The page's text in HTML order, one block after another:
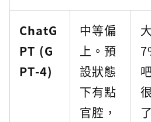
ChatG
PT (G
PT-4)
中等偏
上。預
設狀態
下有點
官腔，